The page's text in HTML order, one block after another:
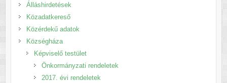
Álláshirdetések
Közadatkereső
Közérdekű adatok
Községháza
Képviselő testület
Önkormányzati rendeletek
2017. évi rendeletek